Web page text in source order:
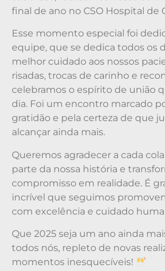
final de ano no CSO Hospital de
Esse momento especial foi
equipe, que se dedica todos os
melhor cuidado aos nossos
risadas, trocas de carinho e
celebramos o espírito de união
dia. Foi um encontro marcado
gratidão e pela certeza de que
alcançar ainda mais.
Queremos agradecer a cada
parte da nossa história e
compromisso em realidade. É
incrível que seguimos
com excelência e cuidado
Que 2025 seja um ano ainda
todos nós, repleto de novas
momentos inesquecíveis!